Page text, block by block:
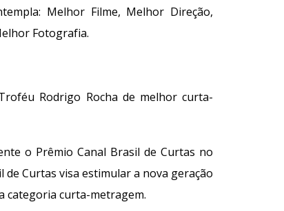
Melhor Filme, Melhor Direção,
Fotografia.
Rodrigo Rocha de melhor curta-
o Prêmio Canal Brasil de Curtas no
de Curtas visa estimular a nova geração
categoria curta-metragem.